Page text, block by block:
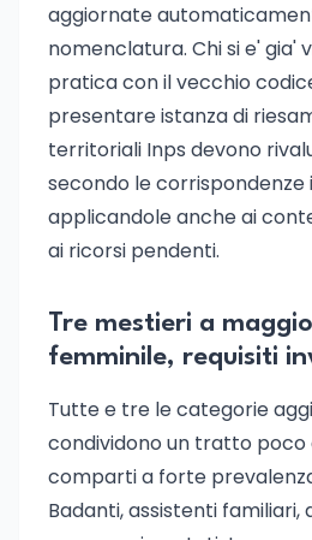
aggiornate
nomenclatura. Chi si e' gia'
pratica con il vecchio
presentare istanza di
territoriali Inps devono
secondo le corrispondenze
applicandole anche ai
ai ricorsi pendenti.
Tre mestieri a
femminile, requisiti
Tutte e tre le categorie
condividono un tratto poco
comparti a forte
Badanti, assistenti familiari,